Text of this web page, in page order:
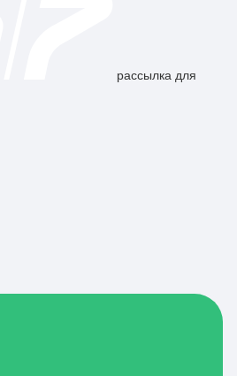
рассылка для